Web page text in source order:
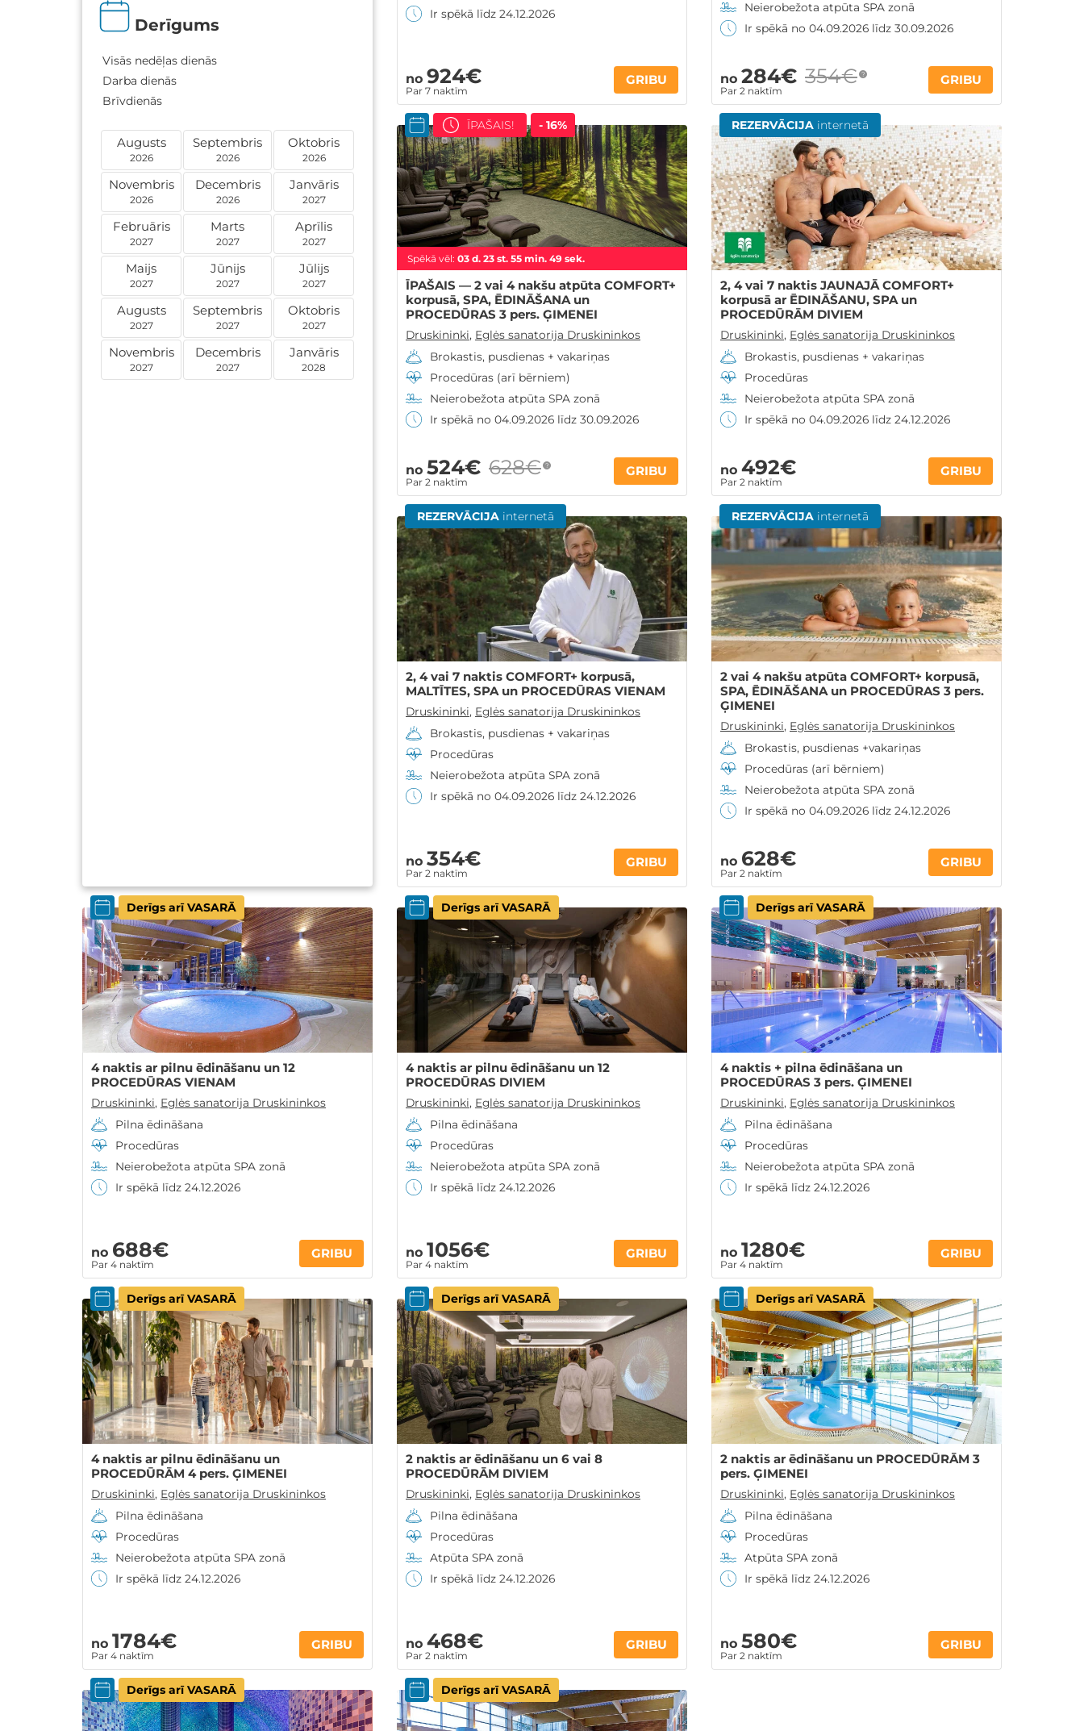
Derīgums
Visās nedēļas dienās
Darba dienās
Brīvdienās
Augusts
2026
Septembris
2026
Oktobris
2026
Novembris
2026
Decembris
2026
Janvāris
2027
Februāris
2027
Marts
2027
Aprīlis
2027
Maijs
2027
Jūnijs
2027
Jūlijs
2027
Augusts
2027
Septembris
2027
Oktobris
2027
Novembris
2027
Decembris
2027
Janvāris
2028
Ir spēkā līdz 24.12.2026
no 924€
Par 7 naktīm
GRIBU
Neierobežota atpūta SPA zonā
Ir spēkā no 04.09.2026 līdz 30.09.2026
no 284€
Par 2 naktīm
354€ ? GRIBU
Spēkā vēl: 03 d. 23 st. 55 min. 48 sek.
ĪPAŠAIS! - 16%
ĪPAŠAIS — 2 vai 4 nakšu atpūta COMFORT+
korpusā, SPA, ĒDINĀŠANA un
PROCEDŪRAS 3 pers. ĢIMENEI
Druskininki, Eglės sanatorija Druskininkos
Brokastis, pusdienas + vakariņas
Procedūras (arī bērniem)
Neierobežota atpūta SPA zonā
Ir spēkā no 04.09.2026 līdz 30.09.2026
no 524€
Par 2 naktīm
628€ ? GRIBU
REZERVĀCIJA internetā
2, 4 vai 7 naktis JAUNAJĀ COMFORT+
korpusā ar ĒDINĀŠANU, SPA un
PROCEDŪRĀM DIVIEM
Druskininki, Eglės sanatorija Druskininkos
Brokastis, pusdienas + vakariņas
Procedūras
Neierobežota atpūta SPA zonā
Ir spēkā no 04.09.2026 līdz 24.12.2026
no 492€
Par 2 naktīm
GRIBU
REZERVĀCIJA internetā
2, 4 vai 7 naktis COMFORT+ korpusā,
MALTĪTES, SPA un PROCEDŪRAS VIENAM
Druskininki, Eglės sanatorija Druskininkos
Brokastis, pusdienas + vakariņas
Procedūras
Neierobežota atpūta SPA zonā
Ir spēkā no 04.09.2026 līdz 24.12.2026
no 354€
Par 2 naktīm
GRIBU
REZERVĀCIJA internetā
2 vai 4 nakšu atpūta COMFORT+ korpusā,
SPA, ĒDINĀŠANA un PROCEDŪRAS 3 pers.
ĢIMENEI
Druskininki, Eglės sanatorija Druskininkos
Brokastis, pusdienas +vakariņas
Procedūras (arī bērniem)
Neierobežota atpūta SPA zonā
Ir spēkā no 04.09.2026 līdz 24.12.2026
no 628€
Par 2 naktīm
GRIBU
Derīgs arī VASARĀ
4 naktis ar pilnu ēdināšanu un 12
PROCEDŪRAS VIENAM
Druskininki, Eglės sanatorija Druskininkos
Pilna ēdināšana
Procedūras
Neierobežota atpūta SPA zonā
Ir spēkā līdz 24.12.2026
no 688€
Par 4 naktīm
GRIBU
Derīgs arī VASARĀ
4 naktis ar pilnu ēdināšanu un 12
PROCEDŪRAS DIVIEM
Druskininki, Eglės sanatorija Druskininkos
Pilna ēdināšana
Procedūras
Neierobežota atpūta SPA zonā
Ir spēkā līdz 24.12.2026
no 1056€
Par 4 naktīm
GRIBU
Derīgs arī VASARĀ
4 naktis + pilna ēdināšana un
PROCEDŪRAS 3 pers. ĢIMENEI
Druskininki, Eglės sanatorija Druskininkos
Pilna ēdināšana
Procedūras
Neierobežota atpūta SPA zonā
Ir spēkā līdz 24.12.2026
no 1280€
Par 4 naktīm
GRIBU
Derīgs arī VASARĀ
4 naktis ar pilnu ēdināšanu un
PROCEDŪRĀM 4 pers. ĢIMENEI
Druskininki, Eglės sanatorija Druskininkos
Pilna ēdināšana
Procedūras
Neierobežota atpūta SPA zonā
Ir spēkā līdz 24.12.2026
no 1784€
Par 4 naktīm
GRIBU
Derīgs arī VASARĀ
2 naktis ar ēdināšanu un 6 vai 8
PROCEDŪRĀM DIVIEM
Druskininki, Eglės sanatorija Druskininkos
Pilna ēdināšana
Procedūras
Atpūta SPA zonā
Ir spēkā līdz 24.12.2026
no 468€
Par 2 naktīm
GRIBU
Derīgs arī VASARĀ
2 naktis ar ēdināšanu un PROCEDŪRĀM 3
pers. ĢIMENEI
Druskininki, Eglės sanatorija Druskininkos
Pilna ēdināšana
Procedūras
Atpūta SPA zonā
Ir spēkā līdz 24.12.2026
no 580€
Par 2 naktīm
GRIBU
Derīgs arī VASARĀ Derīgs arī VASARĀ